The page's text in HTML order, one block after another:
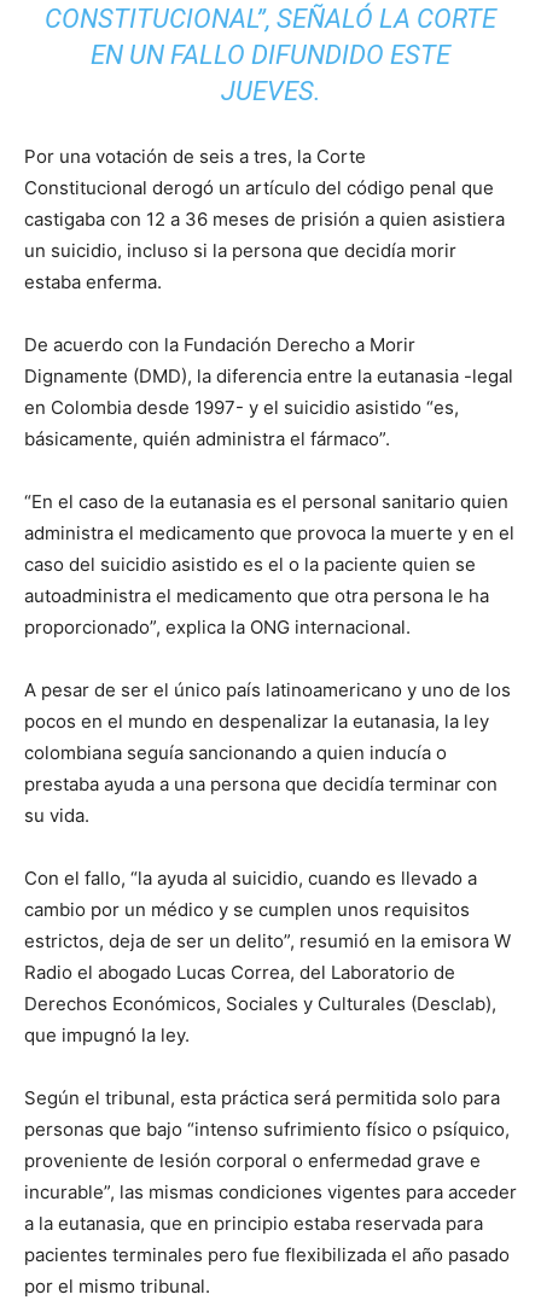
CONSTITUCIONAL”, SEÑALÓ LA CORTE
EN UN FALLO DIFUNDIDO ESTE
JUEVES.
Por una votación de seis a tres, la Corte
Constitucional derogó un artículo del código penal que
castigaba con 12 a 36 meses de prisión a quien asistiera
un suicidio, incluso si la persona que decidía morir
estaba enferma.
De acuerdo con la Fundación Derecho a Morir
Dignamente (DMD), la diferencia entre la eutanasia -legal
en Colombia desde 1997- y el suicidio asistido “es,
básicamente, quién administra el fármaco”.
“En el caso de la eutanasia es el personal sanitario quien
administra el medicamento que provoca la muerte y en el
caso del suicidio asistido es el o la paciente quien se
autoadministra el medicamento que otra persona le ha
proporcionado”, explica la ONG internacional.
A pesar de ser el único país latinoamericano y uno de los
pocos en el mundo en despenalizar la eutanasia, la ley
colombiana seguía sancionando a quien inducía o
prestaba ayuda a una persona que decidía terminar con
su vida.
Con el fallo, “la ayuda al suicidio, cuando es llevado a
cambio por un médico y se cumplen unos requisitos
estrictos, deja de ser un delito”, resumió en la emisora W
Radio el abogado Lucas Correa, del Laboratorio de
Derechos Económicos, Sociales y Culturales (Desclab),
que impugnó la ley.
Según el tribunal, esta práctica será permitida solo para
personas que bajo “intenso sufrimiento físico o psíquico,
proveniente de lesión corporal o enfermedad grave e
incurable”, las mismas condiciones vigentes para acceder
a la eutanasia, que en principio estaba reservada para
pacientes terminales pero fue flexibilizada el año pasado
por el mismo tribunal.